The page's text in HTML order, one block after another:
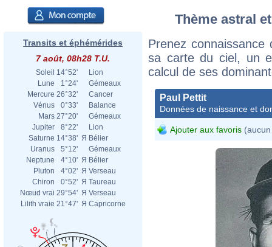
Transits et éphémérides
7 août, 08h28 T.U.
Soleil 14°52'
Lion
Lune
1°24'
Gémeaux
Mercure 26°32'
Cancer
Vénus
0°33'
Balance
Mars 27°20'
Gémeaux
Jupiter
8°22'
Lion
Saturne 14°38' Я Bélier
Uranus
5°12'
Gémeaux
Neptune
4°10' Я Bélier
Pluton
4°02' Я Verseau
Chiron
0°52' Я Taureau
Nœud vrai 29°54' Я Verseau
Lilith vraie 21°47' Я Capricorne
Thème astral
Prenez
sa carte du ciel, un
calcul de ses
Paul Pettit
Données de naissance et
Ajouter aux favoris